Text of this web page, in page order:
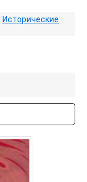
Исторические